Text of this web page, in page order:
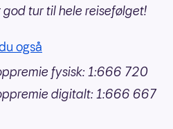
tur til hele reisefølget!
også
fysisk: 1:666 720
digitalt: 1:666 667